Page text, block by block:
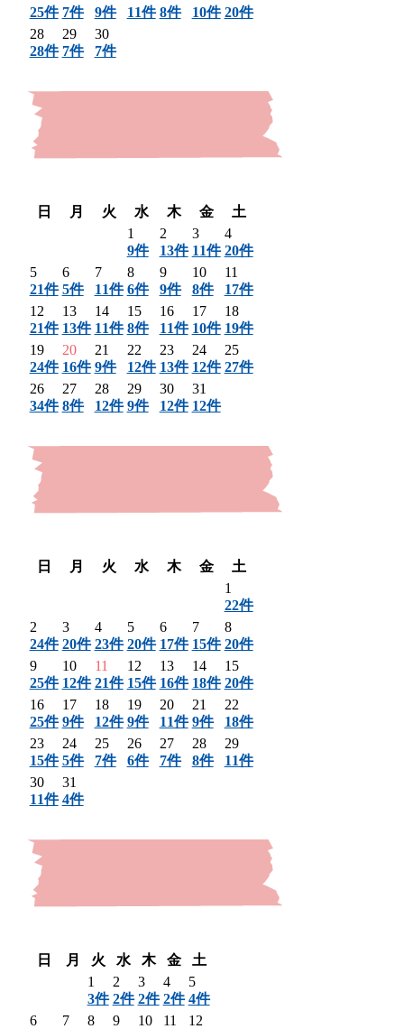
25件 7件
9件
11件 8件
10件 20件
28
28件
29
7件
30
7件
日
月 火 水 木 金
土
1
9件
2
13件
3
11件
4
20件
5
21件
6
5件
7
11件
8
6件
9
9件
10
8件
11
17件
12
21件
13
13件
14
11件
15
8件
16
11件
17
10件
18
19件
19
24件
20
16件
21
9件
22
12件
23
13件
24
12件
25
27件
26
34件
27
8件
28
12件
29
9件
30
12件
31
12件
日
月 火 水 木 金
土
1
22件
2
24件
3
20件
4
23件
5
20件
6
17件
7
15件
8
20件
9
25件
10
12件
11
21件
12
15件
13
16件
14
18件
15
20件
16
25件
17
9件
18
12件
19
9件
20
11件
21
9件
22
18件
23
15件
24
5件
25
7件
26
6件
27
7件
28
8件
29
11件
30
11件
31
4件
日
月 火 水 木 金
土
1
3件
2
2件
3
2件
4
2件
5
4件
6
7
8
9
10
11
12